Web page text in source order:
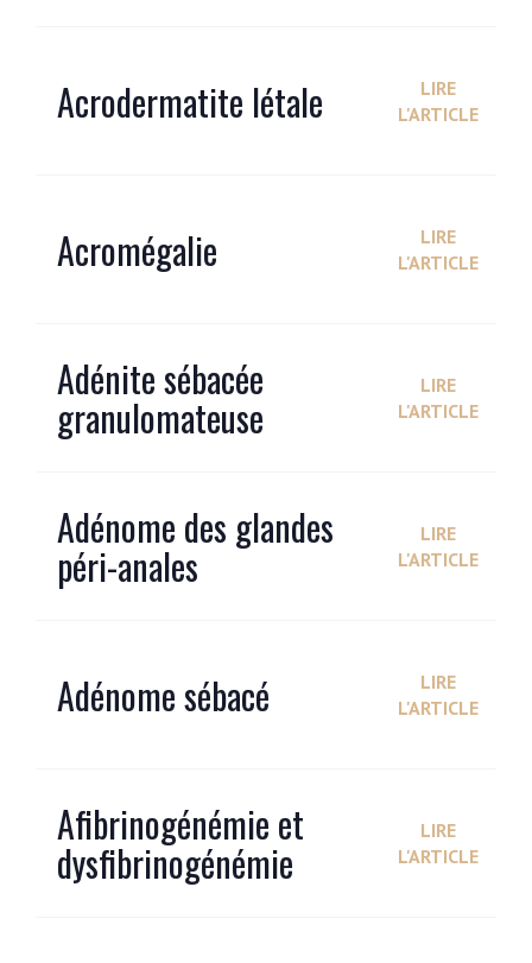
Acrodermatite létale
LIRE
L'ARTICLE
Acromégalie
LIRE
L'ARTICLE
Adénite sébacée
granulomateuse
LIRE
L'ARTICLE
Adénome des glandes
péri-anales
LIRE
L'ARTICLE
Adénome sébacé
LIRE
L'ARTICLE
Afibrinogénémie et
dysfibrinogénémie
LIRE
L'ARTICLE